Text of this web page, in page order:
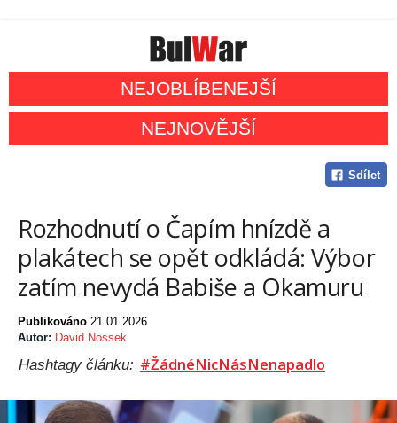
NEJOBLÍBENEJŠÍ
NEJNOVĚJŠÍ
Sdílet
Rozhodnutí o Čapím hnízdě a
plakátech se opět odkládá: Výbor
zatím nevydá Babiše a Okamuru
Publikováno 21.01.2026
Autor: David Nossek
Hashtagy článku: #ŽádnéNicNásNenapadlo